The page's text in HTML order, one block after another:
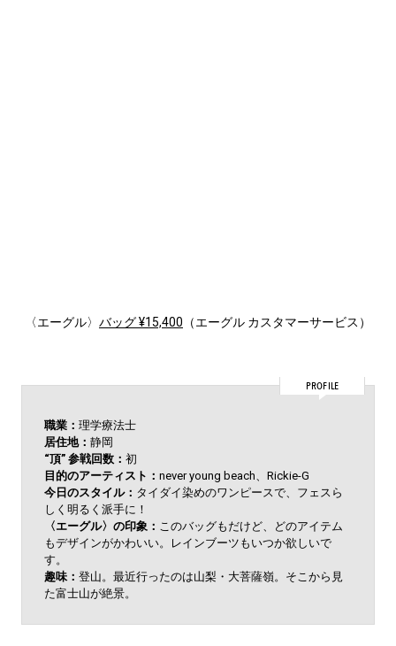
〈エーグル〉 バッグ ¥15,400 （エーグル カスタマーサービス）
PROFILE
職業： 理学療法士
居住地： 静岡
“頂” 参戦回数： 初
目的のアーティスト： never young beach、Rickie-G
今日のスタイル： タイダイ染めのワンピースで、フェスら
しく明るく派手に！
〈エーグル〉の印象： このバッグもだけど、どのアイテム
もデザインがかわいい。レインブーツもいつか欲しいで
す。
趣味： 登山。最近行ったのは山梨・大菩薩嶺。そこから見
た富士山が絶景。